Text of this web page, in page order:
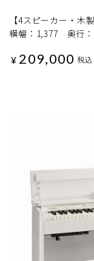
【4スピーカー・木
横幅：1,377 奥行
¥ 209,000 税込